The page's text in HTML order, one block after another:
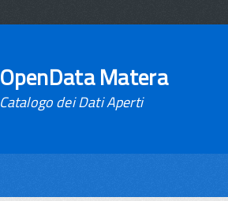
OpenData Matera
Catalogo dei Dati Aperti